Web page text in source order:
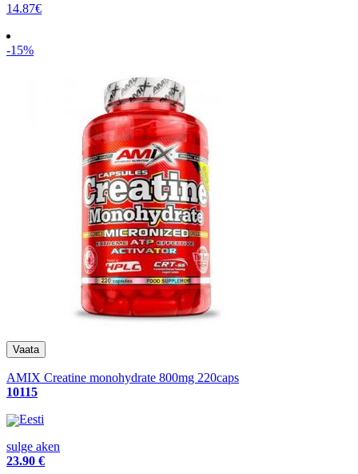
14.87€
-15%
AMIX Creatine monohydrate 800mg 220caps
10115
Eesti
sulge aken
23.90 €